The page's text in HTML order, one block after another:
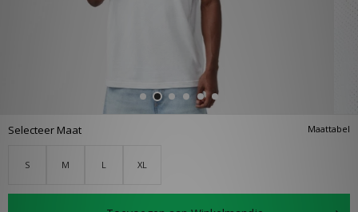
Maattabel
Selecteer Maat
S M L XL